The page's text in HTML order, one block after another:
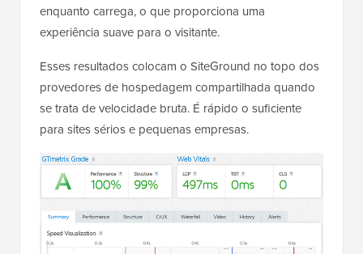
enquanto carrega, o que proporciona uma
experiência suave para o visitante.
Esses resultados colocam o SiteGround no topo dos
provedores de hospedagem compartilhada quando
se trata de velocidade bruta. É rápido o suficiente
para sites sérios e pequenas empresas.